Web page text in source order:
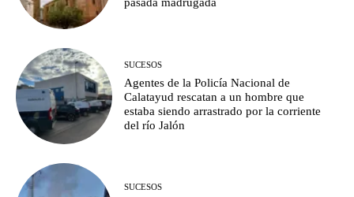
pasada madrugada
SUCESOS
Agentes de la Policía Nacional de
Calatayud rescatan a un hombre que
estaba siendo arrastrado por la corriente
del río Jalón
SUCESOS